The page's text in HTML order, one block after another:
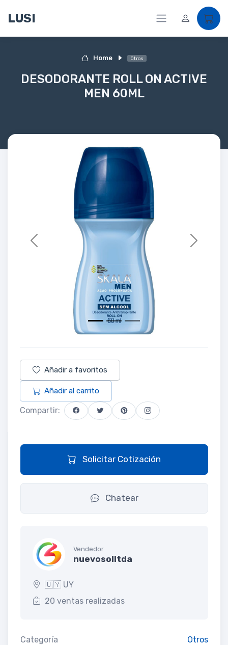
LUSI
Home Otros
DESODORANTE ROLL ON ACTIVE
MEN 60ML
Previous Next
Añadir a favoritos
Añadir al carrito
Compartir:
Solicitar Cotización
Chatear
Vendedor
nuevosolltda
🇺🇾 UY
20 ventas realizadas
Categoría Otros